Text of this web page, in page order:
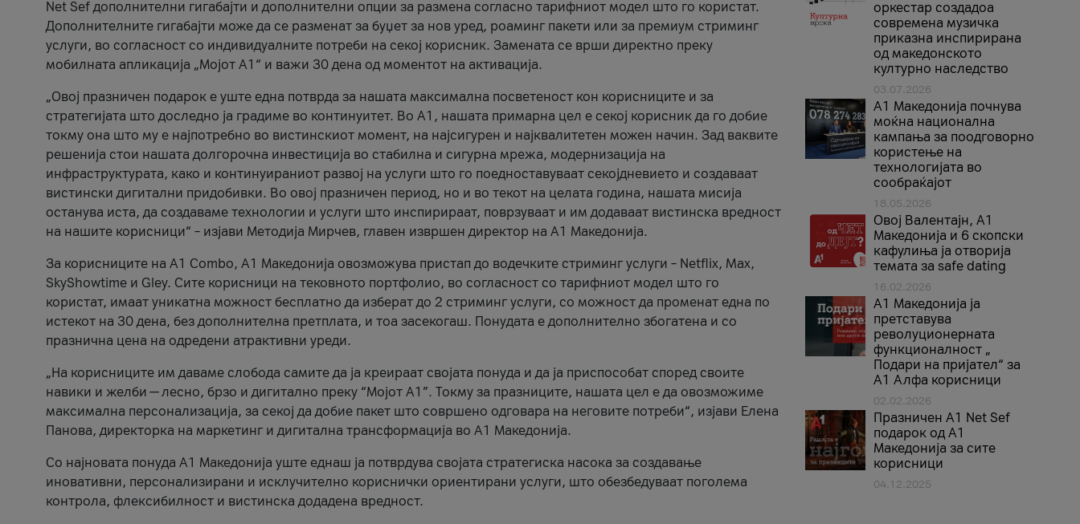
Net Sef дополнителни гигабајти и дополнителни опции за размена согласно тарифниот модел што го користат.
Дополнителните гигабајти може да се разменат за буџет за нов уред, роаминг пакети или за премиум стриминг
услуги, во согласност со индивидуалните потреби на секој корисник. Замената се врши директно преку
мобилната апликација „Мојот А1“ и важи 30 дена од моментот на активација.
„Овој празничен подарок е уште една потврда за нашата максимална посветеност кон корисниците и за
стратегијата што доследно ја градиме во континуитет. Во А1, нашата примарна цел е секој корисник да го добие
токму она што му е најпотребно во вистинскиот момент, на најсигурен и најквалитетен можен начин. Зад ваквите
решенија стои нашата долгорочна инвестиција во стабилна и сигурна мрежа, модернизација на
инфраструктурата, како и континуираниот развој на услуги што го поедноставуваат секојдневието и создаваат
вистински дигитални придобивки. Во овој празничен период, но и во текот на целата година, нашата мисија
останува иста, да создаваме технологии и услуги што инспирираат, поврзуваат и им додаваат вистинска вредност
на нашите корисници“ – изјави Методија Мирчев, главен извршен директор на А1 Македонија.
За корисниците на A1 Combo, А1 Македонија овозможува пристап до водечките стриминг услуги – Netflix, Max,
SkyShowtime и Gley. Сите корисници на тековното портфолио, во согласност со тарифниот модел што го
користат, имаат уникатна можност бесплатно да изберат до 2 стриминг услуги, со можност да променат една по
истекот на 30 дена, без дополнителна претплата, и тоа засекогаш. Понудата е дополнително збогатена и со
празнична цена на одредени атрактивни уреди.
„На корисниците им даваме слобода самите да ја креираат својата понуда и да ја приспособат според своите
навики и желби — лесно, брзо и дигитално преку “Мојот А1”. Токму за празниците, нашата цел е да овозможиме
максимална персонализација, за секој да добие пакет што совршено одговара на неговите потреби“, изјави Елена
Панова, директорка на маркетинг и дигитална трансформација во А1 Македонија.
Со најновата понуда А1 Македонија уште еднаш ја потврдува својата стратегиска насока за создавање
иновативни, персонализирани и исклучително кориснички ориентирани услуги, што обезбедуваат поголема
контрола, флексибилност и вистинска додадена вредност.
оркестар создадоа
современа музичка
приказна инспирирана
од македонското
културно наследство
03.07.2026
A1 Македонија почнува
моќна национална
кампања за поодговорно
користење на
технологијата во
сообраќајот
18.05.2026
Овој Валентајн, A1
Македонија и 6 скопски
кафулиња ја отворија
темата за safe dating
16.02.2026
А1 Македонија ја
претставува
револуционерната
функционалност „
Подари на пријател“ за
А1 Алфа корисници
02.02.2026
Празничен A1 Net Sеf
подарок од А1
Македонија за сите
корисници
04.12.2025